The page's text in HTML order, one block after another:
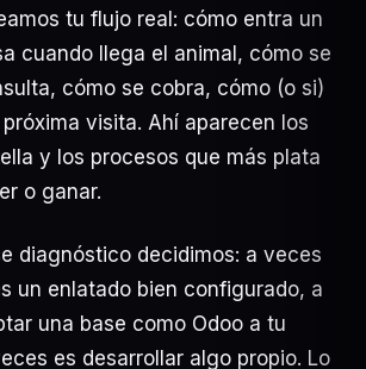
tu flujo real: cómo entra un
cuando llega el animal, cómo se
cómo se cobra, cómo (o si)
visita. Ahí aparecen los
y los procesos que más plata
o ganar.
diagnóstico decidimos: a veces
un enlatado bien configurado, a
una base como Odoo a tu
es desarrollar algo propio. Lo